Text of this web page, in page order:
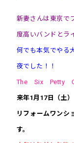
新妻さんは東京で
度高いバンドとラ
何でも本気でやる
夜でした！！
The Six Petty
来年1月17日（土
リフォームワンシ
す。